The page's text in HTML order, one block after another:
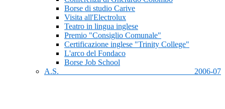
Borse di studio Carive
Visita all'Electrolux
Teatro in lingua inglese
Premio "Consiglio Comunale"
Certificazione inglese "Trinity College"
L'arco del Fondaco
Borse Job School
A.S. 2006-07